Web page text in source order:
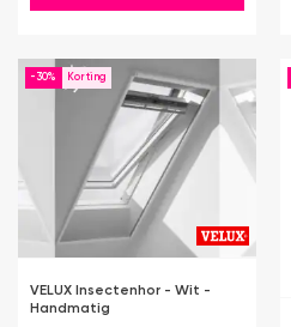
-30%
VELUX Insectenhor - Wit -
Handmatig